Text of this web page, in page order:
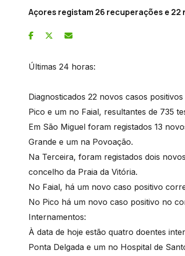
Açores registam 26 recuperações e 22
Últimas 24 horas:
Diagnosticados 22 novos casos
Pico e um no Faial, resultantes de 735
Em São Miguel foram registados 13
Grande e um na Povoação.
Na Terceira, foram registados dois
concelho da Praia da Vitória.
No Faial, há um novo caso positivo
No Pico há um novo caso positivo no
Internamentos:
À data de hoje estão quatro doentes
Ponta Delgada e um no Hospital de